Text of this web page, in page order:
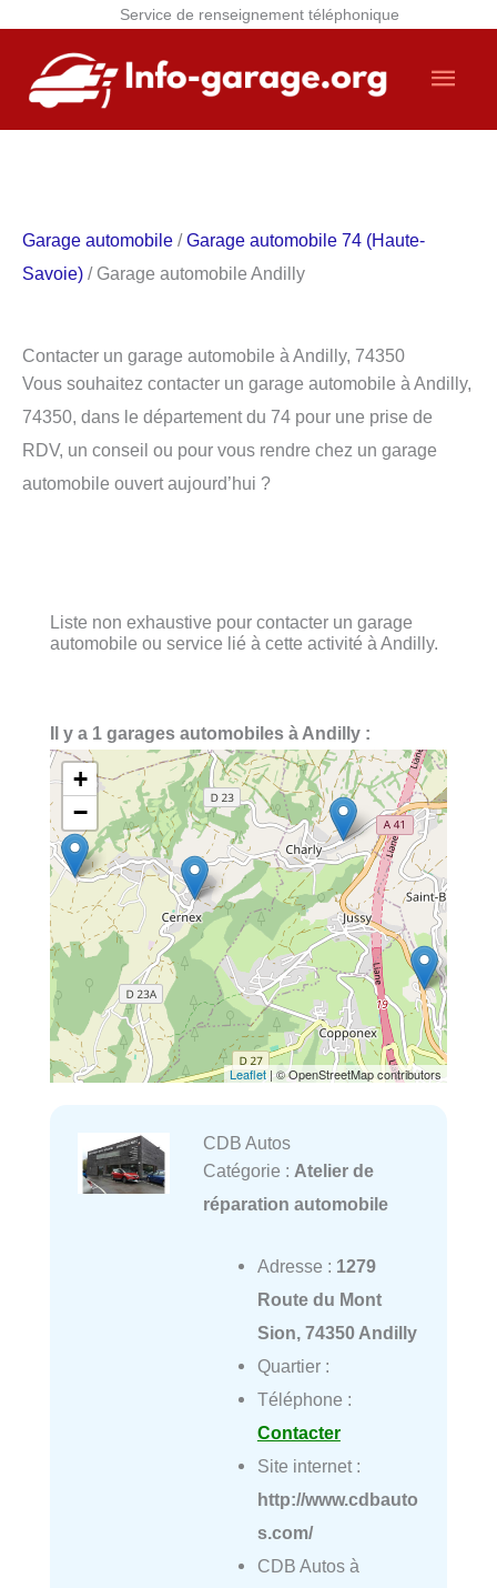
Service de renseignement téléphonique
contenu
Garage automobile /Garage automobile 74 (Haute-
Savoie) / Garage automobile Andilly
Contacter un garage automobile à Andilly, 74350
Vous souhaitez contacter un garage automobile à Andilly,
74350, dans le département du 74 pour une prise de
RDV, un conseil ou pour vous rendre chez un garage
automobile ouvert aujourd’hui ?
Liste non exhaustive pour contacter un garage
automobile ou service lié à cette activité à Andilly.
Il y a 1 garages automobiles à Andilly :
+
−
Leaflet| © OpenStreetMap contributors
CDB Autos
Catégorie : Atelier de
réparation automobile
Adresse : 1279
Route du Mont
Sion, 74350 Andilly
Quartier :
Téléphone :
Contacter
Site internet :
http://www.cdbauto
s.com/
CDB Autos à